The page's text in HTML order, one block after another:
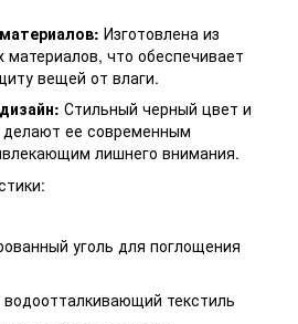
Изготовлена ​​из
что обеспечивает
вещей от влаги.
Стильный черный цвет и
ее современным
лишнего внимания.
уголь для поглощения
текстиль